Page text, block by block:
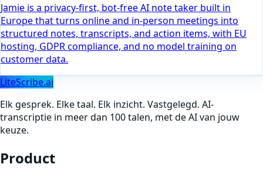
Jamie is a privacy-first, bot-free AI note taker built in
Europe that turns online and in-person meetings into
structured notes, transcripts, and action items, with EU
hosting, GDPR compliance, and no model training on
customer data.
LiteScribe.ai
Elk gesprek. Elke taal. Elk inzicht. Vastgelegd. AI-
transcriptie in meer dan 100 talen, met de AI van jouw
keuze.
Product